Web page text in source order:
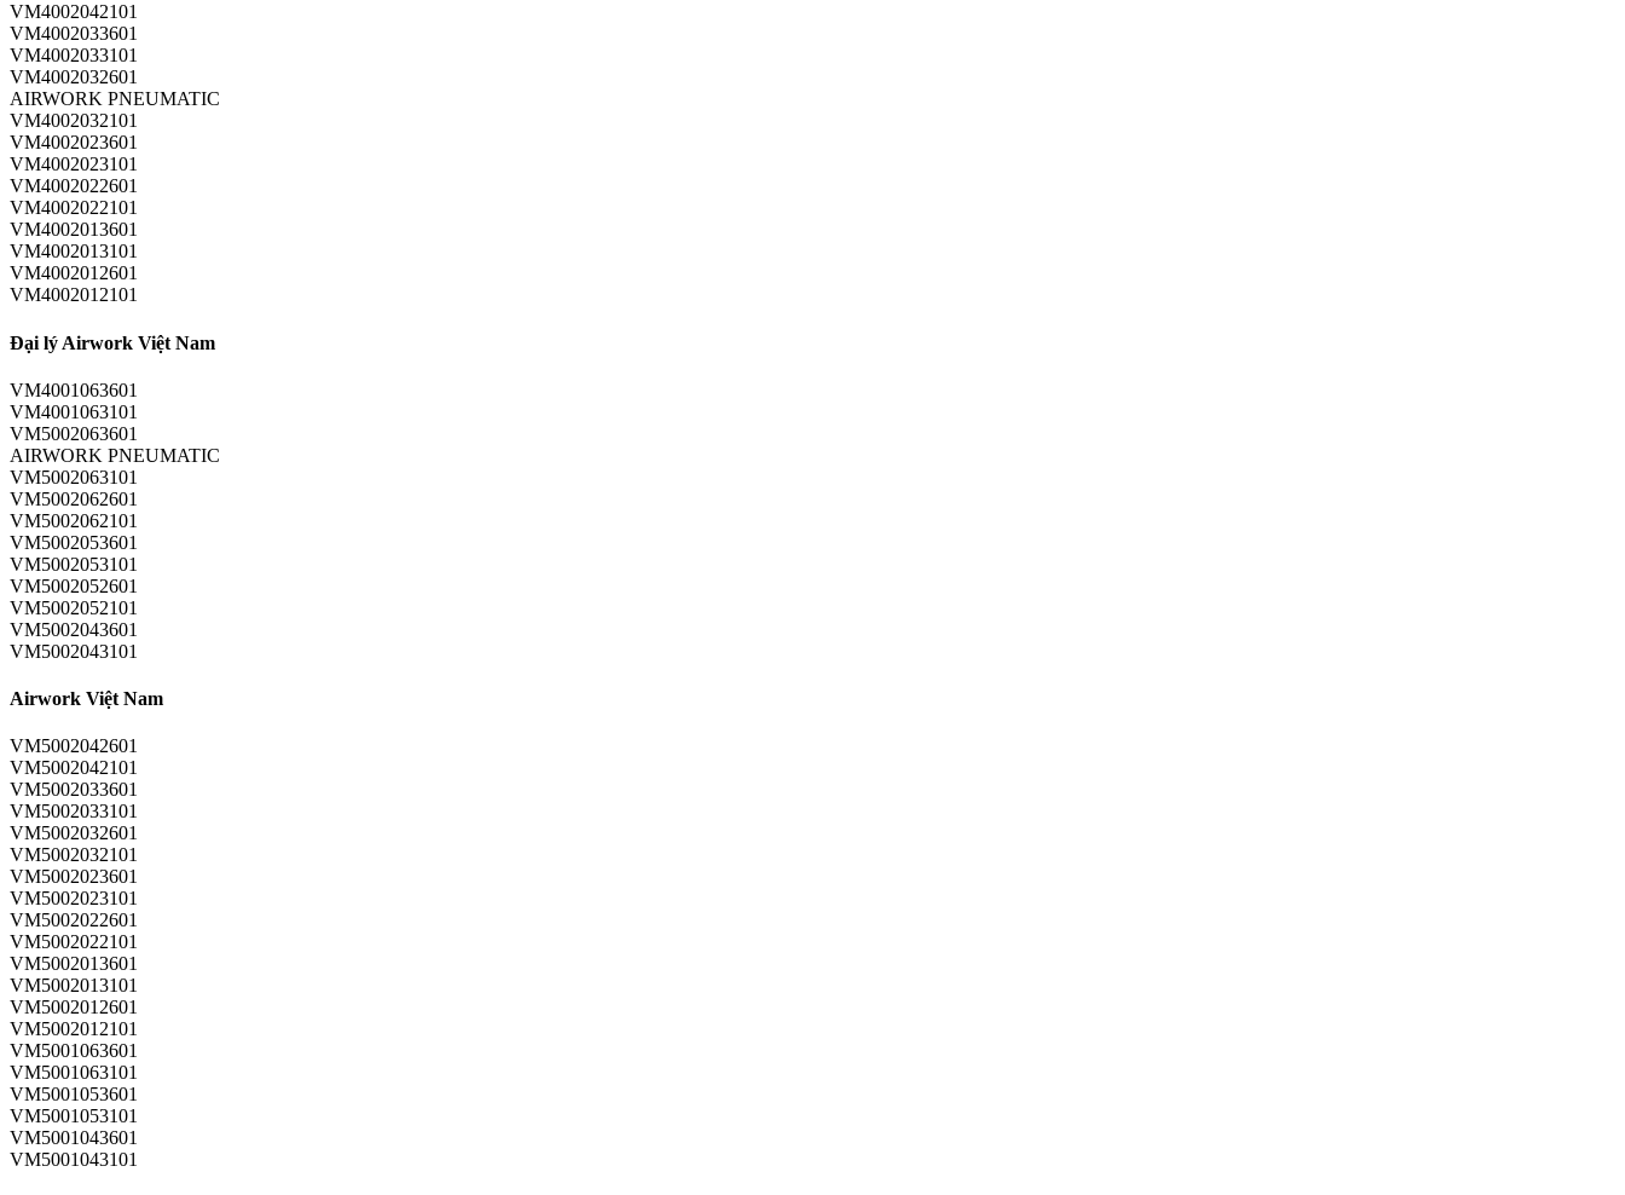
VM4002042101
VM4002033601
VM4002033101
VM4002032601
AIRWORK PNEUMATIC
VM4002032101
VM4002023601
VM4002023101
VM4002022601
VM4002022101
VM4002013601
VM4002013101
VM4002012601
VM4002012101
Đại lý Airwork Việt Nam
VM4001063601
VM4001063101
VM5002063601
AIRWORK PNEUMATIC
VM5002063101
VM5002062601
VM5002062101
VM5002053601
VM5002053101
VM5002052601
VM5002052101
VM5002043601
VM5002043101
Airwork Việt Nam
VM5002042601
VM5002042101
VM5002033601
VM5002033101
VM5002032601
VM5002032101
VM5002023601
VM5002023101
VM5002022601
VM5002022101
VM5002013601
VM5002013101
VM5002012601
VM5002012101
VM5001063601
VM5001063101
VM5001053601
VM5001053101
VM5001043601
VM5001043101